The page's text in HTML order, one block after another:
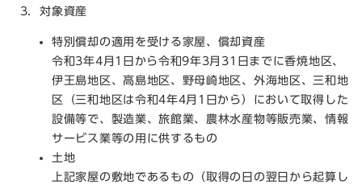
3．対象資産
特別償却の適用を受ける家屋、償却資産
令和3年4月1日から令和9年3月31日までに香焼地区、
伊王島地区、高島地区、野母崎地区、外海地区、三和地
区（三和地区は令和4年4月1日から）において取得した
設備等で、製造業、旅館業、農林水産物等販売業、情報
サービス業等の用に供するもの
土地
上記家屋の敷地であるもの（取得の日の翌日から起算し